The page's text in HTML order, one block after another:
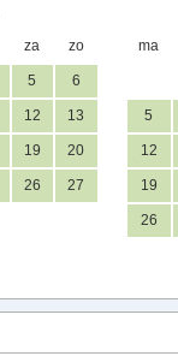
za zo
5 6
12 13
19 20
26 27
ma
5
12
19
26